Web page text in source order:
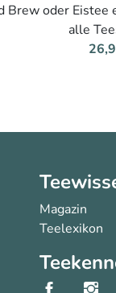
Brew oder Eistee
alle
Magazin
Teelexikon